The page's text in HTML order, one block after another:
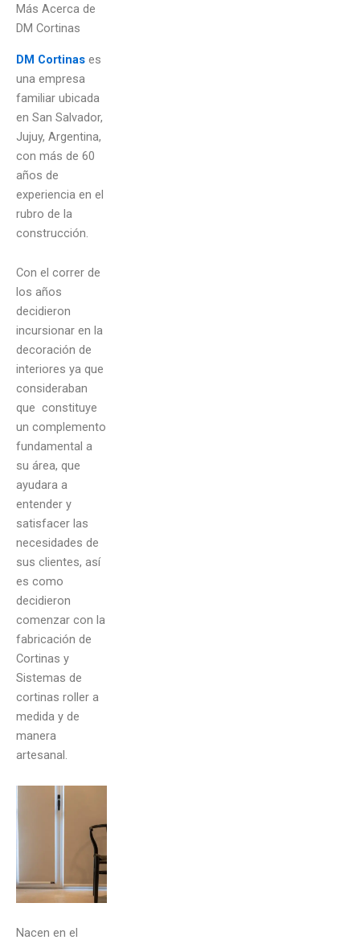
Más Acerca de
DM Cortinas
DM Cortinas es
una empresa
familiar ubicada
en San Salvador,
Jujuy, Argentina,
con más de 60
años de
experiencia en el
rubro de la
construcción.
Con el correr de
los años
decidieron
incursionar en la
decoración de
interiores ya que
consideraban
que constituye
un complemento
fundamental a
su área, que
ayudara a
entender y
satisfacer las
necesidades de
sus clientes, así
es como
decidieron
comenzar con la
fabricación de
Cortinas y
Sistemas de
cortinas roller a
medida y de
manera
artesanal.
Nacen en el